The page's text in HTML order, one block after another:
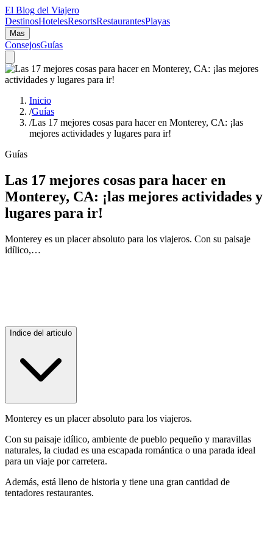
El Blog del Viajero
DestinosHotelesResortsRestaurantesPlayas
Mas
ConsejosGuías
Inicio
/Guías
/Las 17 mejores cosas para hacer en Monterey, CA: ¡las
mejores actividades y lugares para ir!
Guías
Las 17 mejores cosas para hacer en
Monterey, CA: ¡las mejores actividades y
lugares para ir!
Monterey es un placer absoluto para los viajeros. Con su paisaje
idílico,…
Indice del articulo
Monterey es un placer absoluto para los viajeros.
Con su paisaje idílico, ambiente de pueblo pequeño y maravillas
naturales, la ciudad es una escapada romántica o una parada ideal
para un viaje por carretera.
Además, está lleno de historia y tiene una gran cantidad de
tentadores restaurantes.